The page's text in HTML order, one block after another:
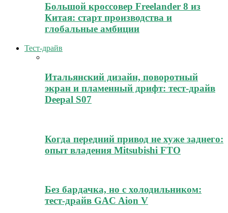
Большой кроссовер Freelander 8 из
Китая: старт производства и
глобальные амбиции
Тест-драйв
Итальянский дизайн, поворотный
экран и пламенный дрифт: тест-драйв
Deepal S07
Когда передний привод не хуже заднего:
опыт владения Mitsubishi FTO
Без бардачка, но с холодильником:
тест-драйв GAC Aion V